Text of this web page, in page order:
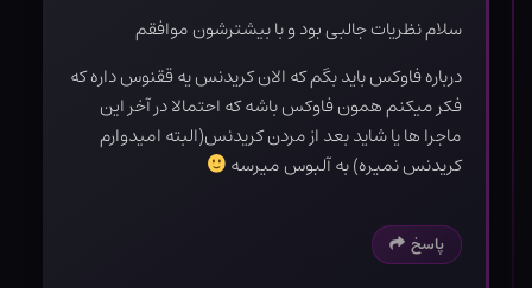
سلام نظریات جالبی بود و با بیشترشون موافقم
درباره فاوکس باید بگم که الان کریدنس یه ققنوس داره که
فکر میکنم همون فاوکس باشه که احتمالا در آخر این
ماجرا ها یا شاید بعد از مردن کریدنس(البته امیدوارم
کریدنس نمیره) به آلبوس میرسه
پاسخ